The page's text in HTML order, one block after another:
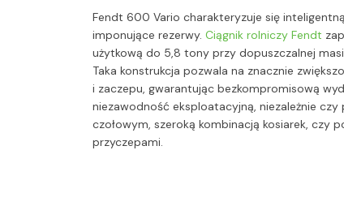
Fendt 600 Vario charakteryzuje się
imponujące rezerwy. Ciągnik rolniczy Fendt
użytkową do 5,8 tony przy dopuszczalnej
Taka konstrukcja pozwala na znacznie
i zaczepu, gwarantując bezkompromisową
niezawodność eksploatacyjną, niezależnie
czołowym, szeroką kombinacją kosiarek, czy
przyczepami.